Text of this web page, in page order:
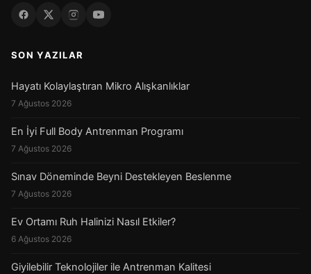
SON YAZILAR
Hayatı Kolaylaştıran Mikro Alışkanlıklar
7 Ağustos 2026
En İyi Full Body Antrenman Programı
7 Ağustos 2026
Sınav Döneminde Beyni Destekleyen Beslenme
7 Ağustos 2026
Ev Ortamı Ruh Halinizi Nasıl Etkiler?
6 Ağustos 2026
Giyilebilir Teknolojiler ile Antrenman Kalitesi